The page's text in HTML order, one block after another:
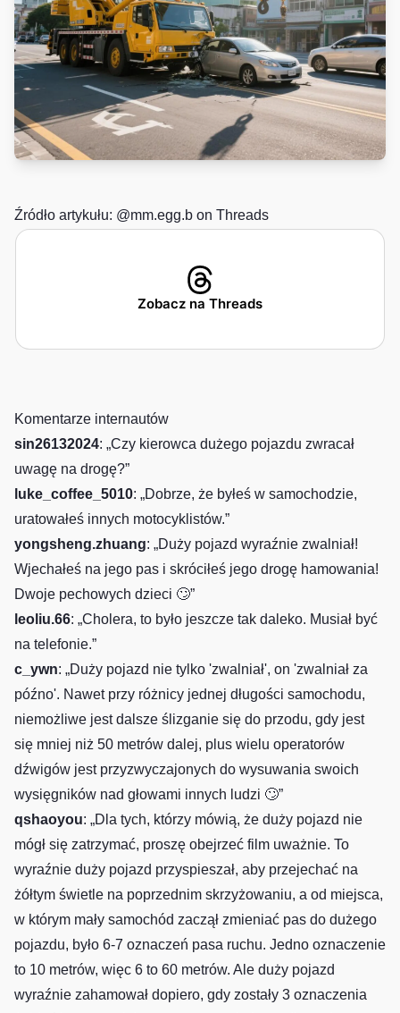
Źródło artykułu: @mm.egg.b on Threads
Zobacz na Threads
Komentarze internautów
sin26132024: „Czy kierowca dużego pojazdu zwracał
uwagę na drogę?”
luke_coffee_5010: „Dobrze, że byłeś w samochodzie,
uratowałeś innych motocyklistów.”
yongsheng.zhuang: „Duży pojazd wyraźnie zwalniał!
Wjechałeś na jego pas i skróciłeś jego drogę hamowania!
Dwoje pechowych dzieci 🙄”
leoliu.66: „Cholera, to było jeszcze tak daleko. Musiał być
na telefonie.”
c_ywn: „Duży pojazd nie tylko 'zwalniał', on 'zwalniał za
późno'. Nawet przy różnicy jednej długości samochodu,
niemożliwe jest dalsze ślizganie się do przodu, gdy jest
się mniej niż 50 metrów dalej, plus wielu operatorów
dźwigów jest przyzwyczajonych do wysuwania swoich
wysięgników nad głowami innych ludzi 🙄”
qshaoyou: „Dla tych, którzy mówią, że duży pojazd nie
mógł się zatrzymać, proszę obejrzeć film uważnie. To
wyraźnie duży pojazd przyspieszał, aby przejechać na
żółtym świetle na poprzednim skrzyżowaniu, a od miejsca,
w którym mały samochód zaczął zmieniać pas do dużego
pojazdu, było 6-7 oznaczeń pasa ruchu. Jedno oznaczenie
to 10 metrów, więc 6 to 60 metrów. Ale duży pojazd
wyraźnie zahamował dopiero, gdy zostały 3 oznaczenia